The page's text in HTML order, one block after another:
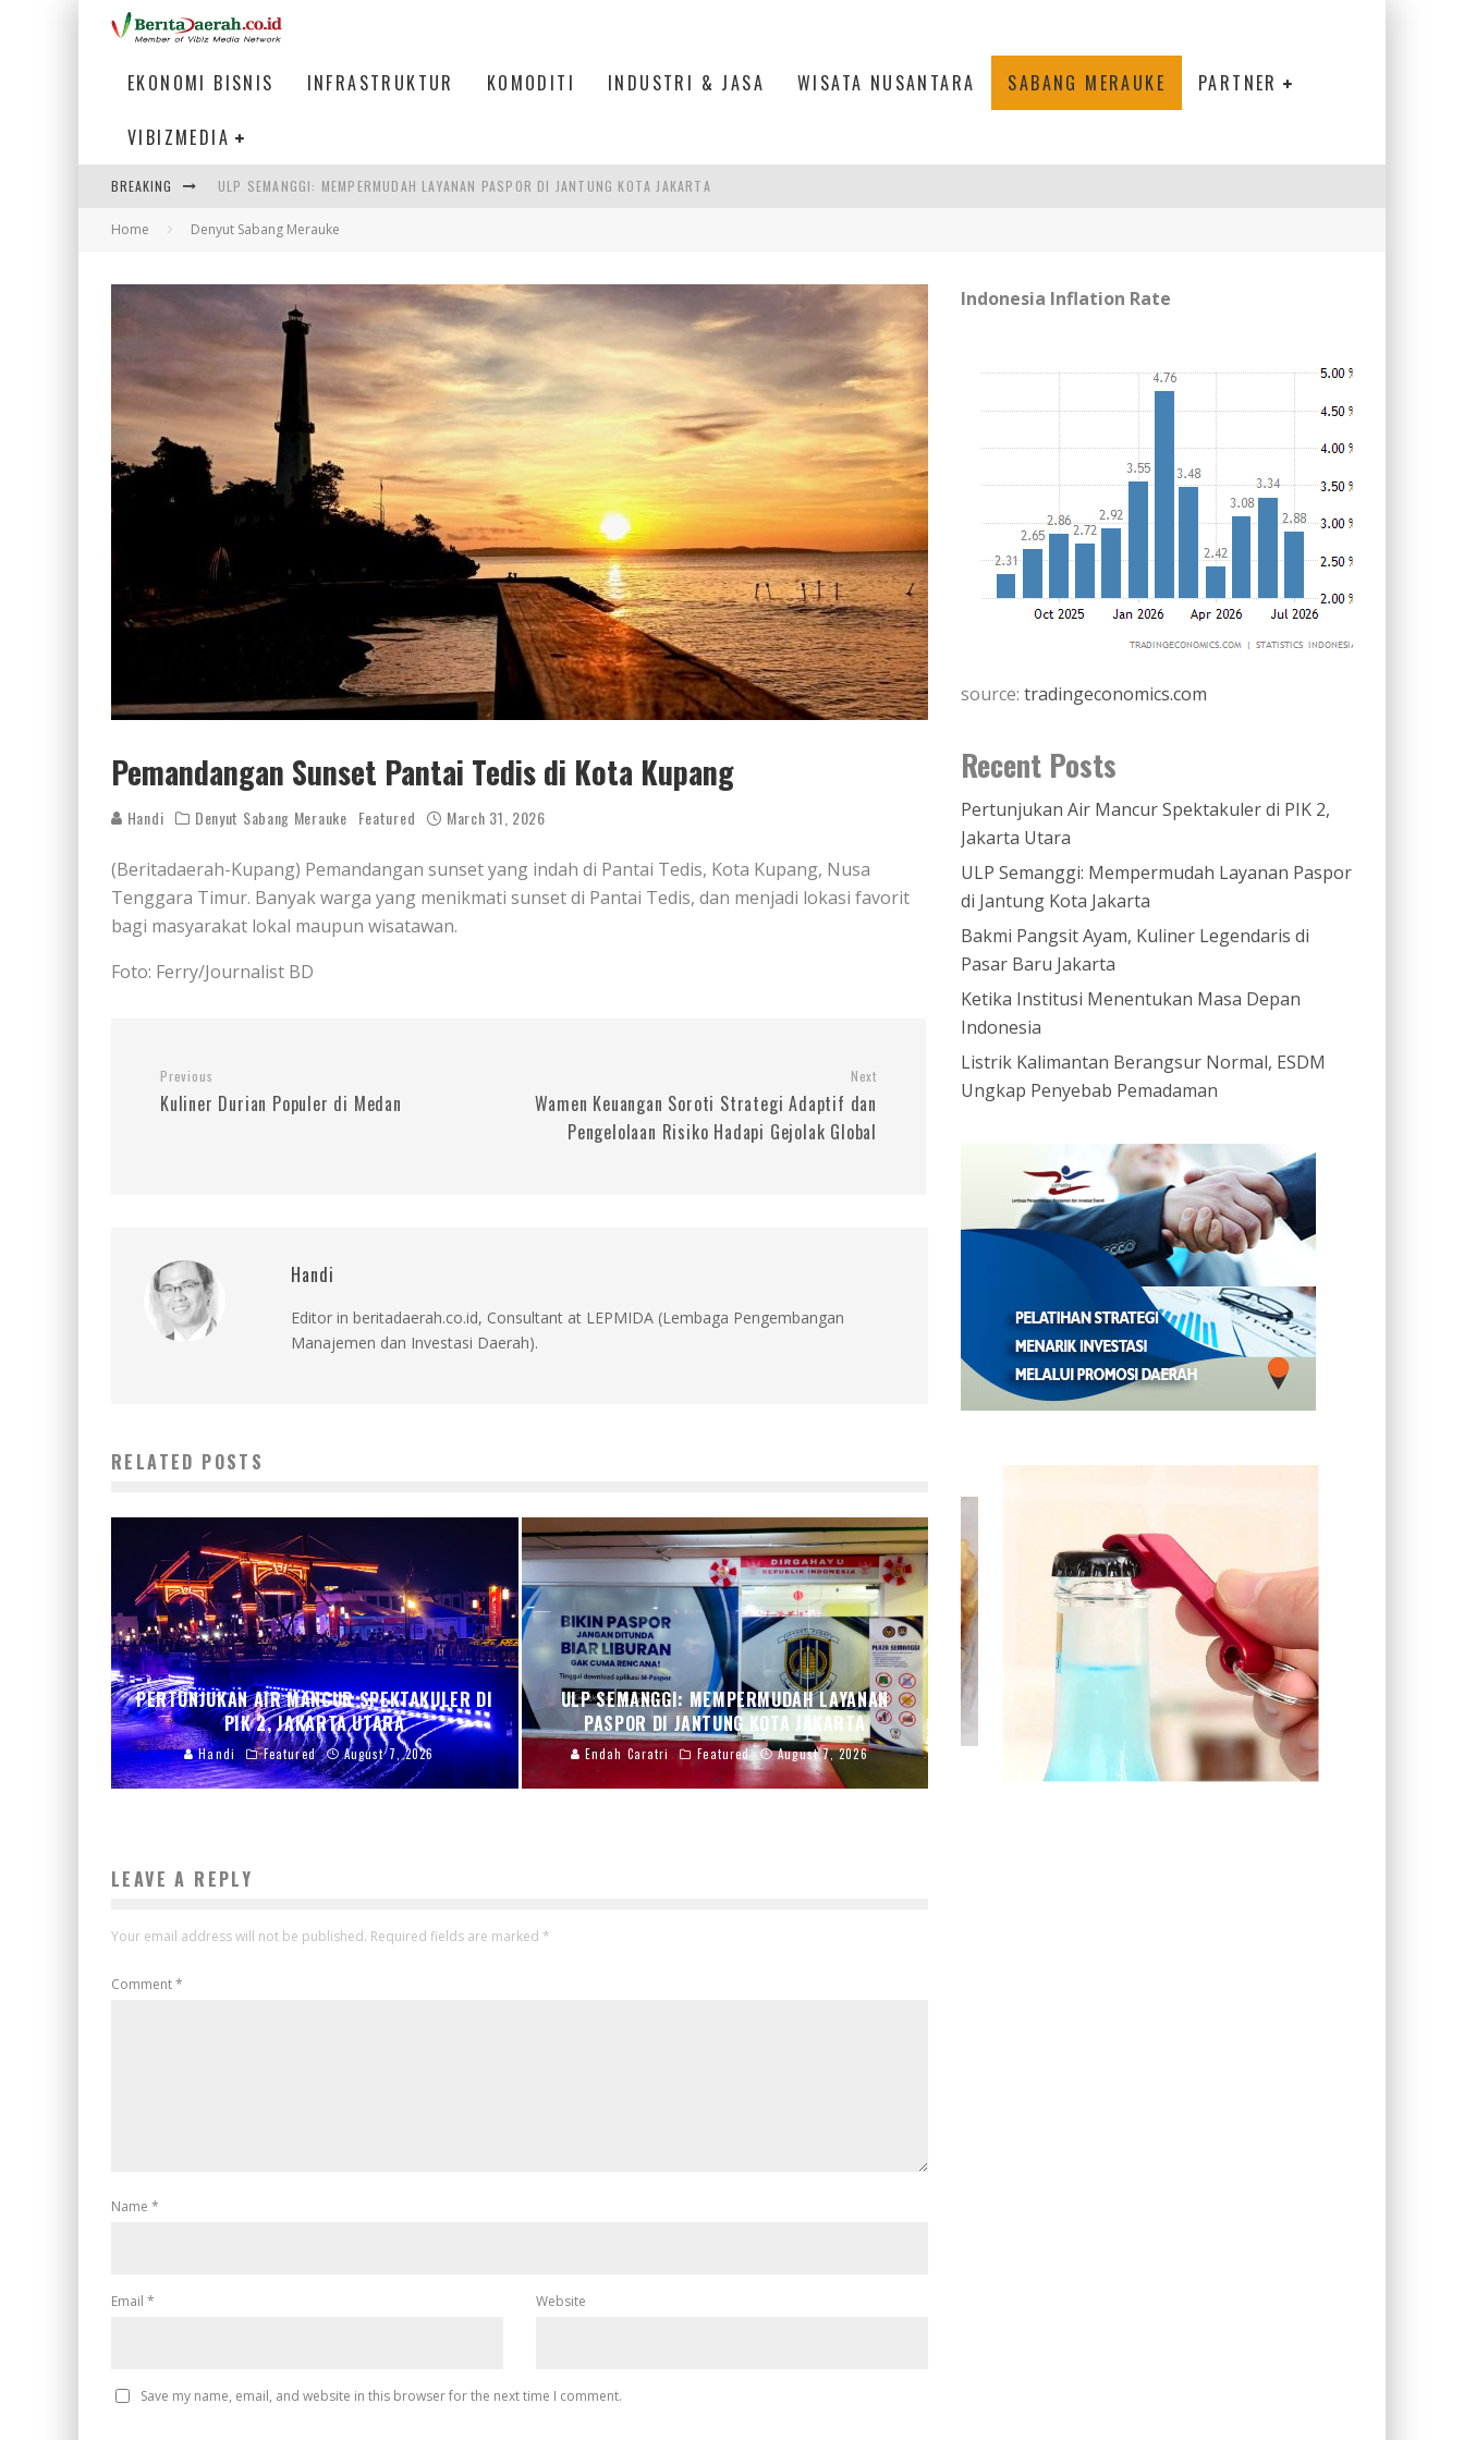
EKONOMI BISNIS INFRASTRUKTUR KOMODITI INDUSTRI & JASA WISATA NUSANTARA SABANG MERAUKE PARTNER
VIBIZMEDIA
BREAKING ULP SEMANGGI: MEMPERMUDAH LAYANAN PASPOR DI JANTUNG KOTA JAKARTA
BAKMI PANGSIT AYAM, KULINER LEGENDARIS DI PASAR BARU JAKARTA
PERTUNJUKAN AIR MANCUR SPEKTAKULER DI PIK 2, JAKARTA UTARA
Home Denyut Sabang Merauke
Pemandangan Sunset Pantai Tedis di Kota Kupang
Handi Denyut Sabang Merauke Featured March 31, 2026
(Beritadaerah-Kupang) Pemandangan sunset yang indah di Pantai Tedis, Kota Kupang, Nusa
Tenggara Timur. Banyak warga yang menikmati sunset di Pantai Tedis, dan menjadi lokasi favorit
bagi masyarakat lokal maupun wisatawan.
Foto: Ferry/Journalist BD
Previous
Kuliner Durian Populer di Medan
Next
Wamen Keuangan Soroti Strategi Adaptif dan
Pengelolaan Risiko Hadapi Gejolak Global
Handi
Editor in beritadaerah.co.id, Consultant at LEPMIDA (Lembaga Pengembangan
Manajemen dan Investasi Daerah).
RELATED POSTS
PERTUNJUKAN AIR MANCUR SPEKTAKULER DI
PIK 2, JAKARTA UTARA
Handi Featured August 7, 2026
ULP SEMANGGI: MEMPERMUDAH LAYANAN
PASPOR DI JANTUNG KOTA JAKARTA
Endah Caratri Featured August 7, 2026
LEAVE A REPLY
Your email address will not be published. Required fields are marked *
Comment*
Name *
Email * Website
Save my name, email, and website in this browser for the next time I comment.
Indonesia Inflation Rate
source: tradingeconomics.com
Recent Posts
Pertunjukan Air Mancur Spektakuler di PIK 2,
Jakarta Utara
ULP Semanggi: Mempermudah Layanan Paspor
di Jantung Kota Jakarta
Bakmi Pangsit Ayam, Kuliner Legendaris di
Pasar Baru Jakarta
Ketika Institusi Menentukan Masa Depan
Indonesia
Listrik Kalimantan Berangsur Normal, ESDM
Ungkap Penyebab Pemadaman